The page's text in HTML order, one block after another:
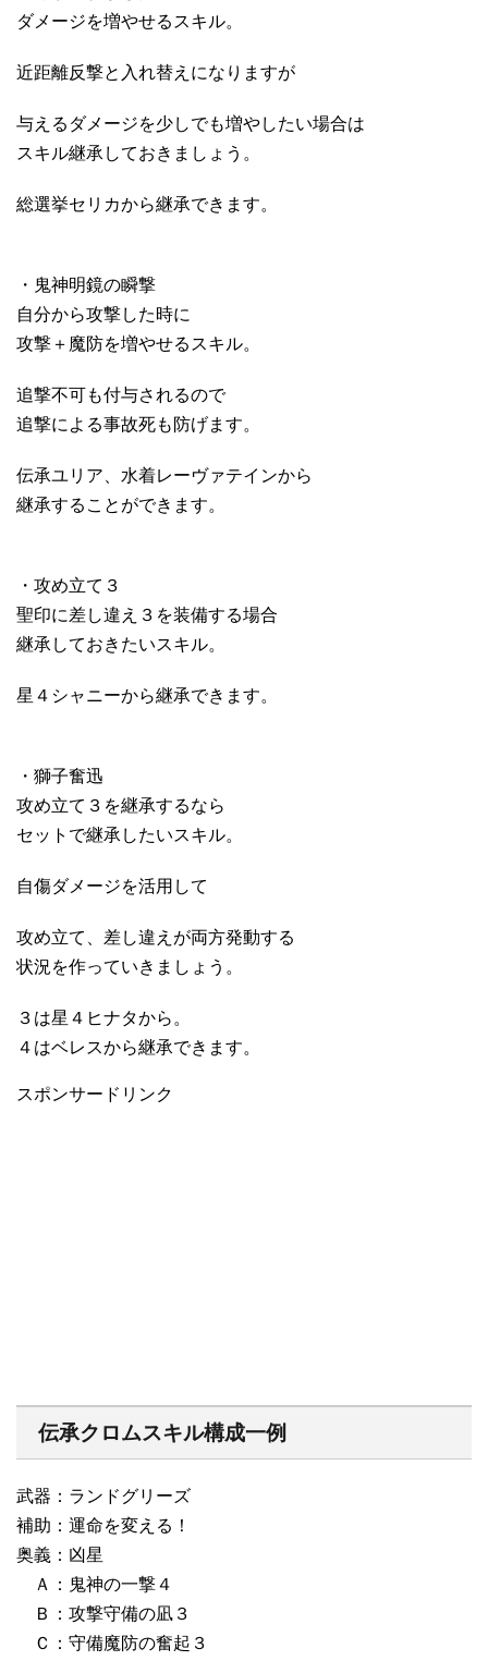
ダメージを増やせるスキル。
近距離反撃と入れ替えになりますが
与えるダメージを少しでも増やしたい場合は
スキル継承しておきましょう。
総選挙セリカから継承できます。
・鬼神明鏡の瞬撃
自分から攻撃した時に
攻撃＋魔防を増やせるスキル。
追撃不可も付与されるので
追撃による事故死も防げます。
伝承ユリア、水着レーヴァテインから
継承することができます。
・攻め立て３
聖印に差し違え３を装備する場合
継承しておきたいスキル。
星４シャニーから継承できます。
・獅子奮迅
攻め立て３を継承するなら
セットで継承したいスキル。
自傷ダメージを活用して
攻め立て、差し違えが両方発動する
状況を作っていきましょう。
３は星４ヒナタから。
４はベレスから継承できます。
スポンサードリンク
伝承クロムスキル構成一例
武器：ランドグリーズ
補助：運命を変える！
奥義：凶星
Ａ：鬼神の一撃４
Ｂ：攻撃守備の凪３
Ｃ：守備魔防の奮起３